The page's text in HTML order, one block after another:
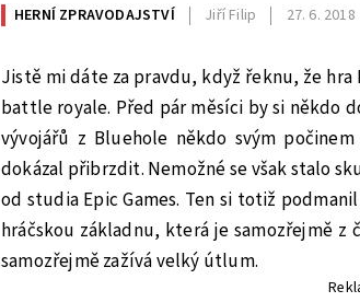
HERNÍ ZPRAVODAJSTVÍ Jiří Filip 27. 6. 2018
Jistě mi dáte za pravdu, když řeknu, že
battle royale. Před pár měsíci by si někdo
vývojářů z Bluehole někdo svým
dokázal přibrzdit. Nemožné se však stalo
od studia Epic Games. Ten si totiž
hráčskou základnu, která je samozřejmě z
samozřejmě zažívá velký útlum.